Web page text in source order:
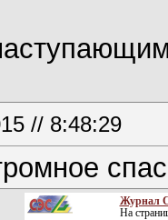
// 8:48:29
Журнал
На